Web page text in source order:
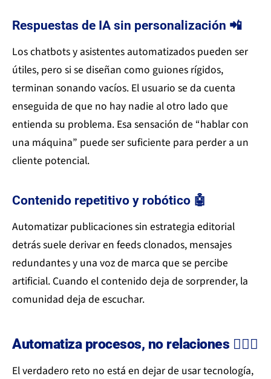
Respuestas de IA sin personalización 📲
Los chatbots y asistentes automatizados pueden ser
útiles, pero si se diseñan como guiones rígidos,
terminan sonando vacíos. El usuario se da cuenta
enseguida de que no hay nadie al otro lado que
entienda su problema. Esa sensación de “hablar con
una máquina” puede ser suficiente para perder a un
cliente potencial.
Contenido repetitivo y robótico 🤖
Automatizar publicaciones sin estrategia editorial
detrás suele derivar en feeds clonados, mensajes
redundantes y una voz de marca que se percibe
artificial. Cuando el contenido deja de sorprender, la
comunidad deja de escuchar.
Automatiza procesos, no relaciones 🙅🏻‍♀️
El verdadero reto no está en dejar de usar tecnología,